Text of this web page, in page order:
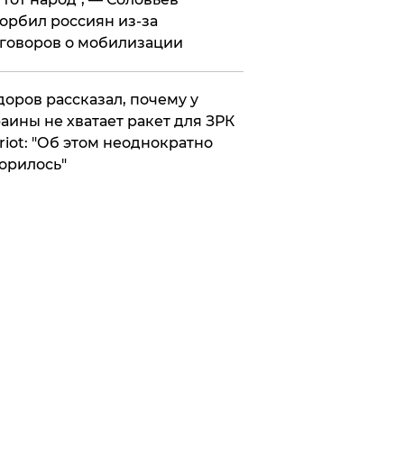
россиян из-за
о мобилизации
рассказал, почему у
не хватает ракет для ЗРК
"Об этом неоднократно